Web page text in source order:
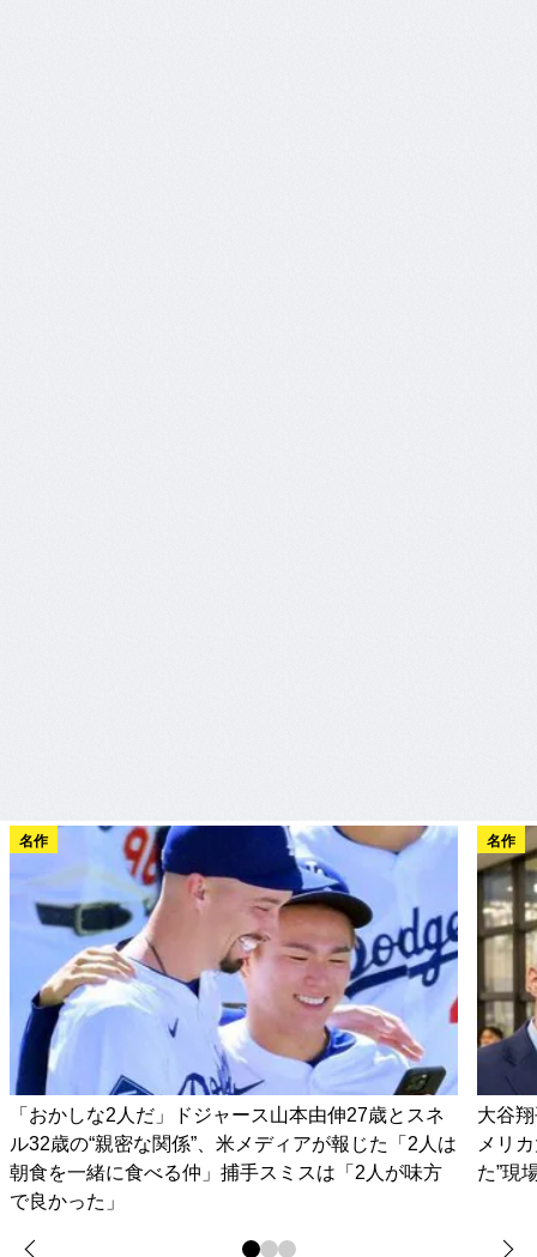
名作
「おかしな2人だ」ドジャース山本由伸27歳とスネ
ル32歳の“親密な関係”、米メディアが報じた「2人は
朝食を一緒に食べる仲」捕手スミスは「2人が味方
で良かった」
名作
大谷
メリ
た”現